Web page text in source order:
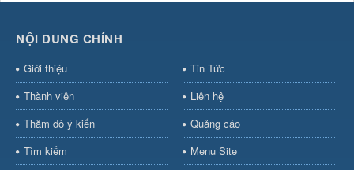
NỘI DUNG CHÍNH
Giới thiệu
Tin Tức
Thành viên
Liên hệ
Thăm dò ý kiến
Quảng cáo
Tìm kiếm
Menu Site